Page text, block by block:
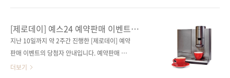
to 시리얼 업로더 (5명)) # 당첨자 발표 : 6월 첫
# 응모 방법 : 제이펍 페이스북 페이지의 ‘좋아
요’를 누른다(이미 게시물을 받고 계신 분들은
Pass!) 구매 ..
원서를 포함하여 세계 각국에서 번역된 서적까
지 모두 포함한 수치이겠지만, 프로그래밍 서적
이 10만부 판매란 것은 거의 초초초 베스트셀러
을 받았던 책일 겁니다. 국내에서도 이 책의 1판
[제로데이] 예스24 예약판매 이벤트
당첨자 안내
지난 10일까지 약 2주간 진행한 [제로데이] 예약
판매 이벤트의 당첨자 안내입니다. 예약판매 기
간에 구매하신 모든 분들에게 1,000원씩의 적립
더보기